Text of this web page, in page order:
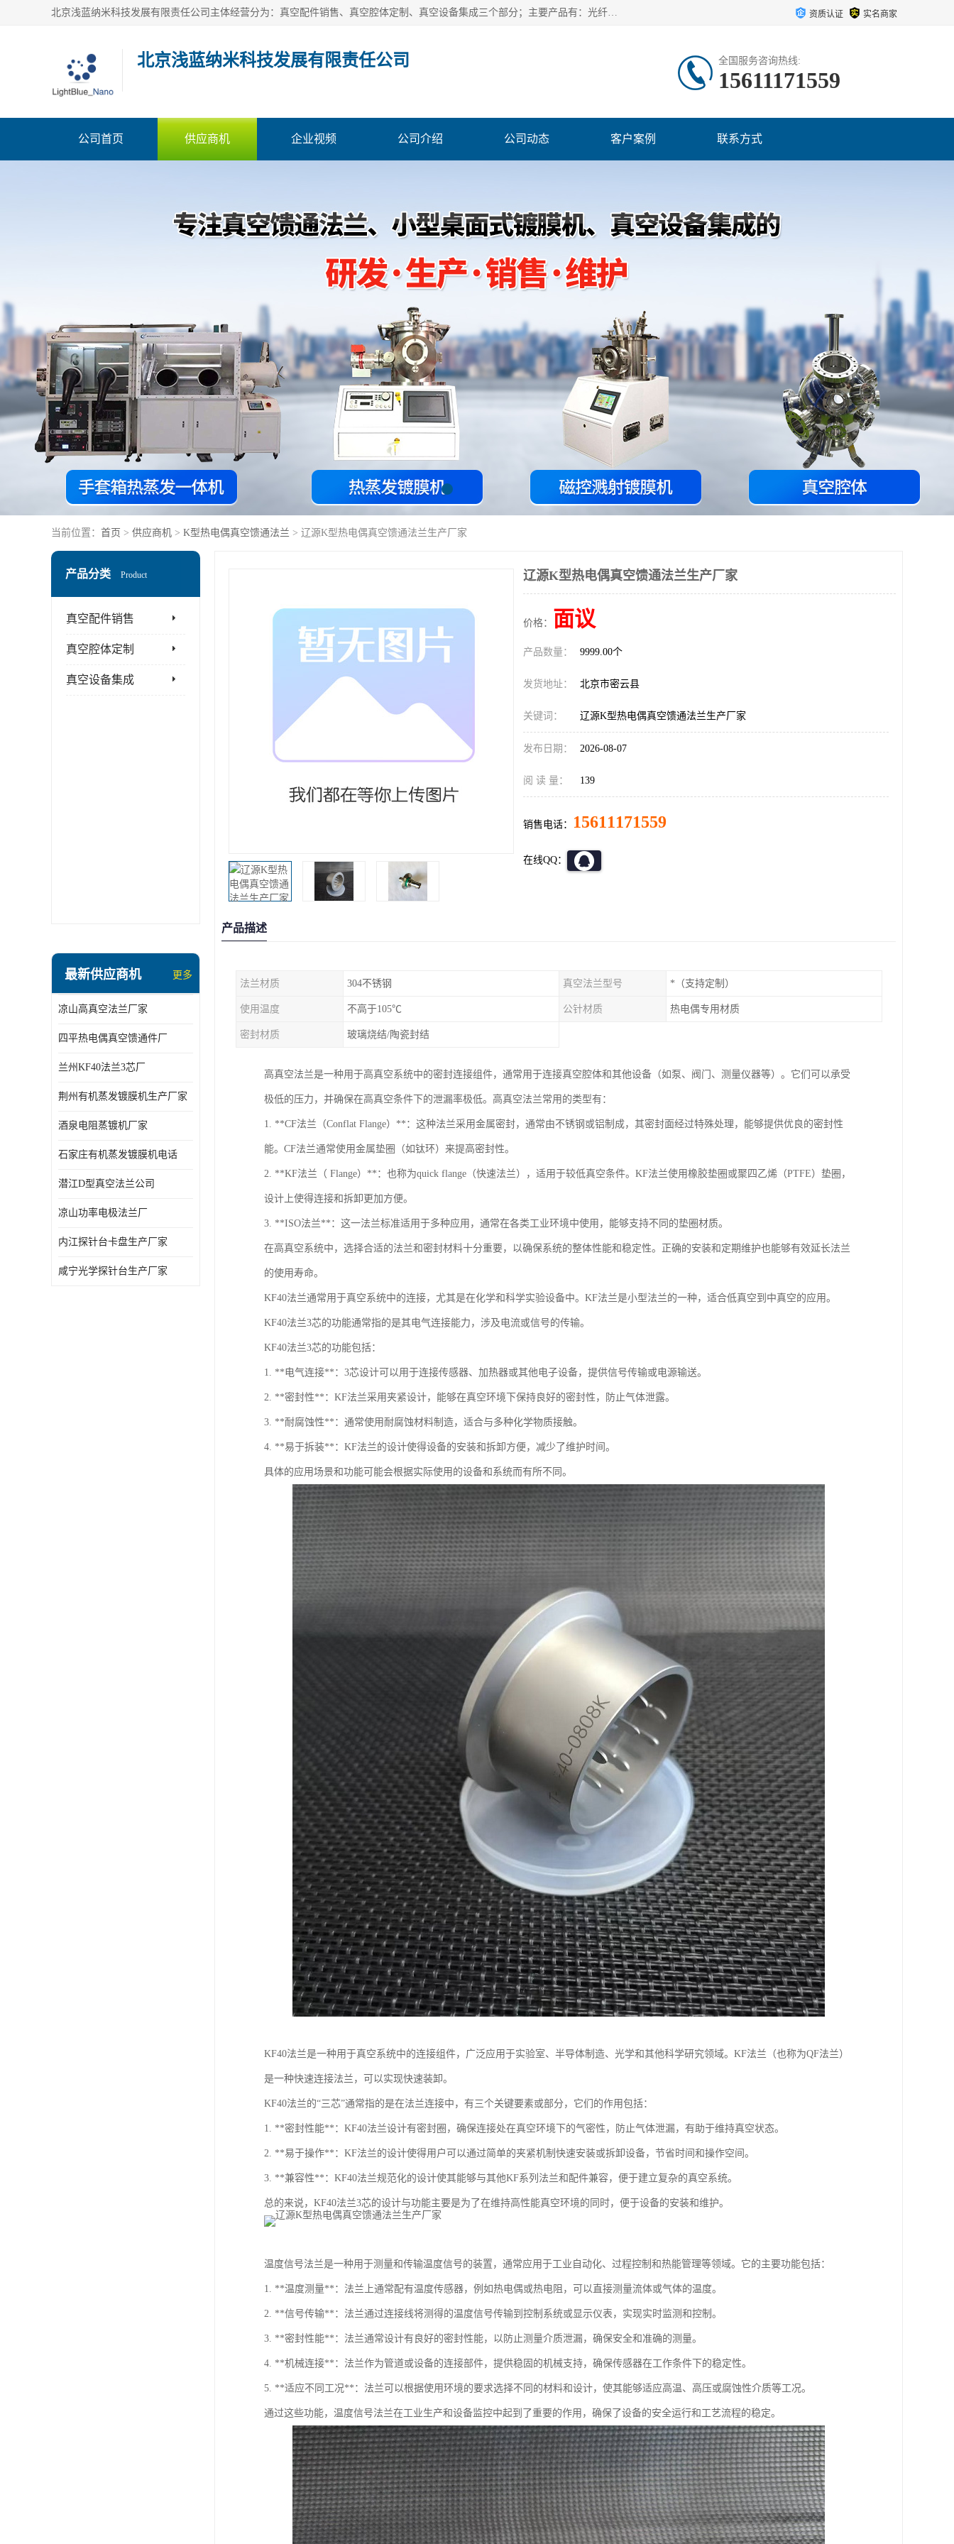
北京浅蓝纳米科技发展有限责任公司主体经营分为：真空配件销售、真空腔体定制、真空设备集成三个部分；主要产品有：光纤真空馈通法兰、光纤真空法兰、光纤法兰、低损耗光纤真空法兰；源瓶、ALD源瓶、MO源瓶、CVD源瓶、50ml源瓶现货、隔膜阀、波纹管密封阀；真空航插电极法兰、电极法兰、真空法兰、信号法兰、陶封电极法兰、D型真空电极；真空腔体定制、磁控溅射、热蒸发镀膜机、PE-CVD、ALD； 资质认证 实名商家
北京浅蓝纳米科技发展有限责任公司 全国服务咨询热线:
15611171559
公司首页 供应商机 企业视频 公司介绍 公司动态 客户案例 联系方式
当前位置： 首页 > 供应商机 > K型热电偶真空馈通法兰 > 辽源K型热电偶真空馈通法兰生产厂家
产品分类 Product
真空配件销售
真空腔体定制
真空设备集成
最新供应商机 更多
凉山高真空法兰厂家
四平热电偶真空馈通件厂
兰州KF40法兰3芯厂
荆州有机蒸发镀膜机生产厂家
酒泉电阻蒸镀机厂家
石家庄有机蒸发镀膜机电话
潜江D型真空法兰公司
凉山功率电极法兰厂
内江探针台卡盘生产厂家
咸宁光学探针台生产厂家
辽源K型热电偶真空馈通法兰生产厂家
价格： 面议
产品数量： 9999.00个
发货地址： 北京市密云县
关键词： 辽源K型热电偶真空馈通法兰生产厂家
发布日期： 2026-08-07
阅 读 量： 139
销售电话： 15611171559
在线QQ：
产品描述
法兰材质 304不锈钢 真空法兰型号 *（支持定制）
使用温度 不高于105℃ 公针材质 热电偶专用材质
密封材质 玻璃烧结/陶瓷封结
高真空法兰是一种用于高真空系统中的密封连接组件，通常用于连接真空腔体和其他设备（如泵、阀门、测量仪器等）。它们可以承受
极低的压力，并确保在高真空条件下的泄漏率极低。高真空法兰常用的类型有：
1. **CF法兰（Conflat Flange）**：这种法兰采用金属密封，通常由不锈钢或铝制成，其密封面经过特殊处理，能够提供优良的密封性
能。CF法兰通常使用金属垫圈（如钛环）来提高密封性。
2. **KF法兰（ Flange）**：也称为quick flange（快速法兰），适用于较低真空条件。KF法兰使用橡胶垫圈或聚四乙烯（PTFE）垫圈，
设计上使得连接和拆卸更加方便。
3. **ISO法兰**：这一法兰标准适用于多种应用，通常在各类工业环境中使用，能够支持不同的垫圈材质。
在高真空系统中，选择合适的法兰和密封材料十分重要，以确保系统的整体性能和稳定性。正确的安装和定期维护也能够有效延长法兰
的使用寿命。
KF40法兰通常用于真空系统中的连接，尤其是在化学和科学实验设备中。KF法兰是小型法兰的一种，适合低真空到中真空的应用。
KF40法兰3芯的功能通常指的是其电气连接能力，涉及电流或信号的传输。
KF40法兰3芯的功能包括：
1. **电气连接**：3芯设计可以用于连接传感器、加热器或其他电子设备，提供信号传输或电源输送。
2. **密封性**：KF法兰采用夹紧设计，能够在真空环境下保持良好的密封性，防止气体泄露。
3. **耐腐蚀性**：通常使用耐腐蚀材料制造，适合与多种化学物质接触。
4. **易于拆装**：KF法兰的设计使得设备的安装和拆卸方便，减少了维护时间。
具体的应用场景和功能可能会根据实际使用的设备和系统而有所不同。
KF40法兰是一种用于真空系统中的连接组件，广泛应用于实验室、半导体制造、光学和其他科学研究领域。KF法兰（也称为QF法兰）
是一种快速连接法兰，可以实现快速装卸。
KF40法兰的“三芯”通常指的是在法兰连接中，有三个关键要素或部分，它们的作用包括：
1. **密封性能**：KF40法兰设计有密封圈，确保连接处在真空环境下的气密性，防止气体泄漏，有助于维持真空状态。
2. **易于操作**：KF法兰的设计使得用户可以通过简单的夹紧机制快速安装或拆卸设备，节省时间和操作空间。
3. **兼容性**：KF40法兰规范化的设计使其能够与其他KF系列法兰和配件兼容，便于建立复杂的真空系统。
总的来说，KF40法兰3芯的设计与功能主要是为了在维持高性能真空环境的同时，便于设备的安装和维护。
温度信号法兰是一种用于测量和传输温度信号的装置，通常应用于工业自动化、过程控制和热能管理等领域。它的主要功能包括：
1. **温度测量**：法兰上通常配有温度传感器，例如热电偶或热电阻，可以直接测量流体或气体的温度。
2. **信号传输**：法兰通过连接线将测得的温度信号传输到控制系统或显示仪表，实现实时监测和控制。
3. **密封性能**：法兰通常设计有良好的密封性能，以防止测量介质泄漏，确保安全和准确的测量。
4. **机械连接**：法兰作为管道或设备的连接部件，提供稳固的机械支持，确保传感器在工作条件下的稳定性。
5. **适应不同工况**：法兰可以根据使用环境的要求选择不同的材料和设计，使其能够适应高温、高压或腐蚀性介质等工况。
通过这些功能，温度信号法兰在工业生产和设备监控中起到了重要的作用，确保了设备的安全运行和工艺流程的稳定。